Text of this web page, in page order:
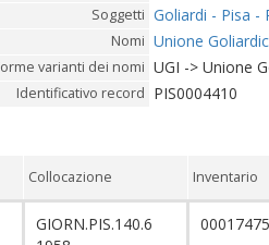
Soggetti Goliardi - Pisa -
Nomi Unione
varianti dei nomi UGI -> Unione
Identificativo record PIS0004410
Collocazione Inventario
GIORN.PIS.140.6